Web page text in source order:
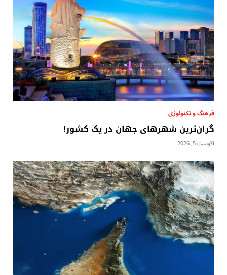
فرهنگ و تکنولوژی
گران‌ترین شهرهای جهان در یک کشور!
آگوست 5, 2026